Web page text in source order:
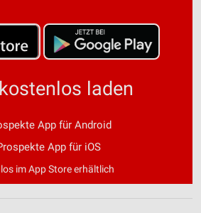
laden
App für Android
App für iOS
im App Store erhältlich